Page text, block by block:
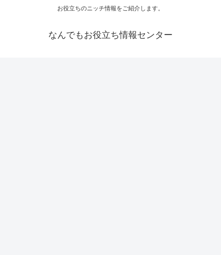
お役立ちのニッチ情報をご紹介します。
なんでもお役立ち情報センター